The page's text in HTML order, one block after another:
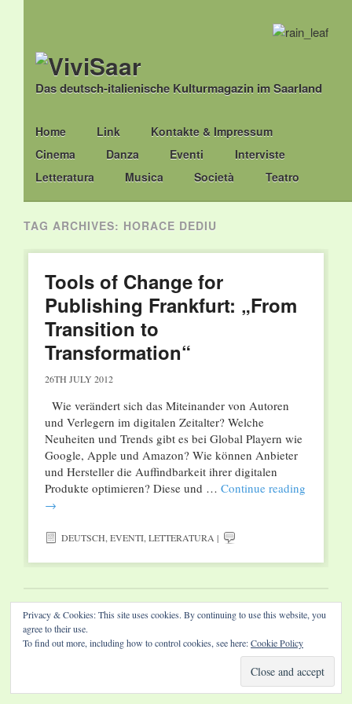
Das deutsch-italienische Kulturmagazin im Saarland
Main menu
Skip
to
content
Home Link
Kontakte & Impressum
Cinema
Danza Eventi
Interviste
Letteratura
Musica Società Teatro
TAG ARCHIVES: HORACE DEDIU
Tools of Change for
Publishing Frankfurt: „From
Transition to
Transformation“
26TH JULY 2012
Wie verändert sich das Miteinander von Autoren
und Verlegern im digitalen Zeitalter? Welche
Neuheiten und Trends gibt es bei Global Playern wie
Google, Apple und Amazon? Wie können Anbieter
und Hersteller die Auffindbarkeit ihrer digitalen
Produkte optimieren? Diese und … Continue reading
→
DEUTSCH,EVENTI,LETTERATURA |
Website by Diamond Visions
Privacy & Cookies: This site uses cookies. By continuing to use this website, you
agree to their use.
To find out more, including how to control cookies, see here:Cookie Policy